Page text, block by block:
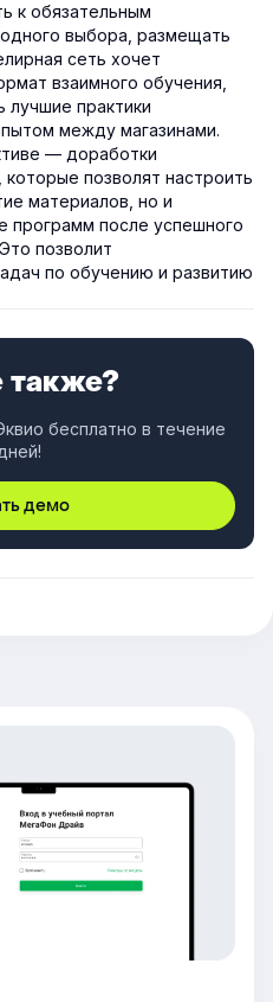
к обязательным
выбора, размещать
сеть хочет
взаимного обучения,
практики
между магазинами.
— доработки
позволят настроить
материалов, но и
программ после успешного
позволит
по обучению и развитию
также?
бесплатно в течение
демо